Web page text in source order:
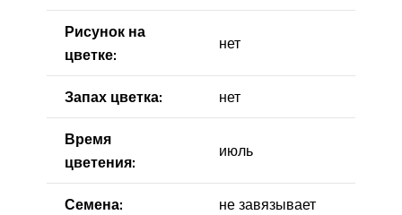
Рисунок на
цветке:
нет
Запах цветка: нет
Время
цветения:
июль
Семена: не завязывает